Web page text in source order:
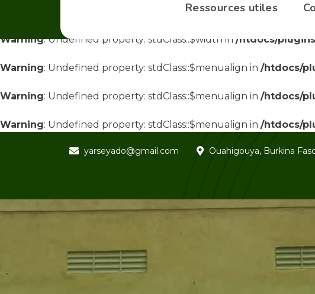
: Undefined property: stdClass::$width in/htdocs/
Warning: Undefined property: stdClass::$width in /htdocs/
Warning: Undefined property: stdClass::$menualign in /htdocs/
Warning: Undefined property: stdClass::$menualign in /htdocs/
Warning: Undefined property: stdClass::$menualign in /htdocs/
yarseyado@gmail.com Ouahigouya, Burkina
Ressources utiles